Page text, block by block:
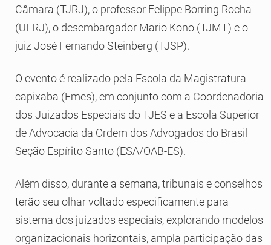
Câmara (TJRJ), o professor Felippe Borring Rocha
(UFRJ), o desembargador Mario Kono (TJMT) e o
juiz José Fernando Steinberg (TJSP).
O evento é realizado pela Escola da Magistratura
capixaba (Emes), em conjunto com a Coordenadoria
dos Juizados Especiais do TJES e a Escola Superior
de Advocacia da Ordem dos Advogados do Brasil
Seção Espírito Santo (ESA/OAB-ES).
Além disso, durante a semana, tribunais e conselhos
terão seu olhar voltado especificamente para
sistema dos juizados especiais, explorando modelos
organizacionais horizontais, ampla participação das